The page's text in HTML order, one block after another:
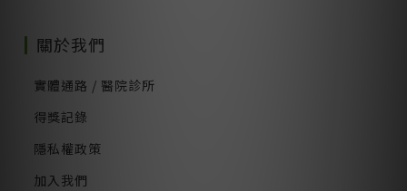
關於我們
實體通路 / 醫院診所
得獎記錄
隱私權政策
加入我們